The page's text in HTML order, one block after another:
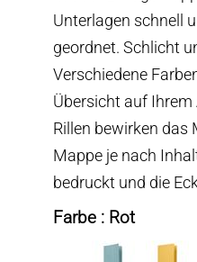
Unterlagen schnell
geordnet. Schlicht
Verschiedene
Übersicht auf
Rillen bewirken das
Mappe je nach
bedruckt und die
Farbe : Rot